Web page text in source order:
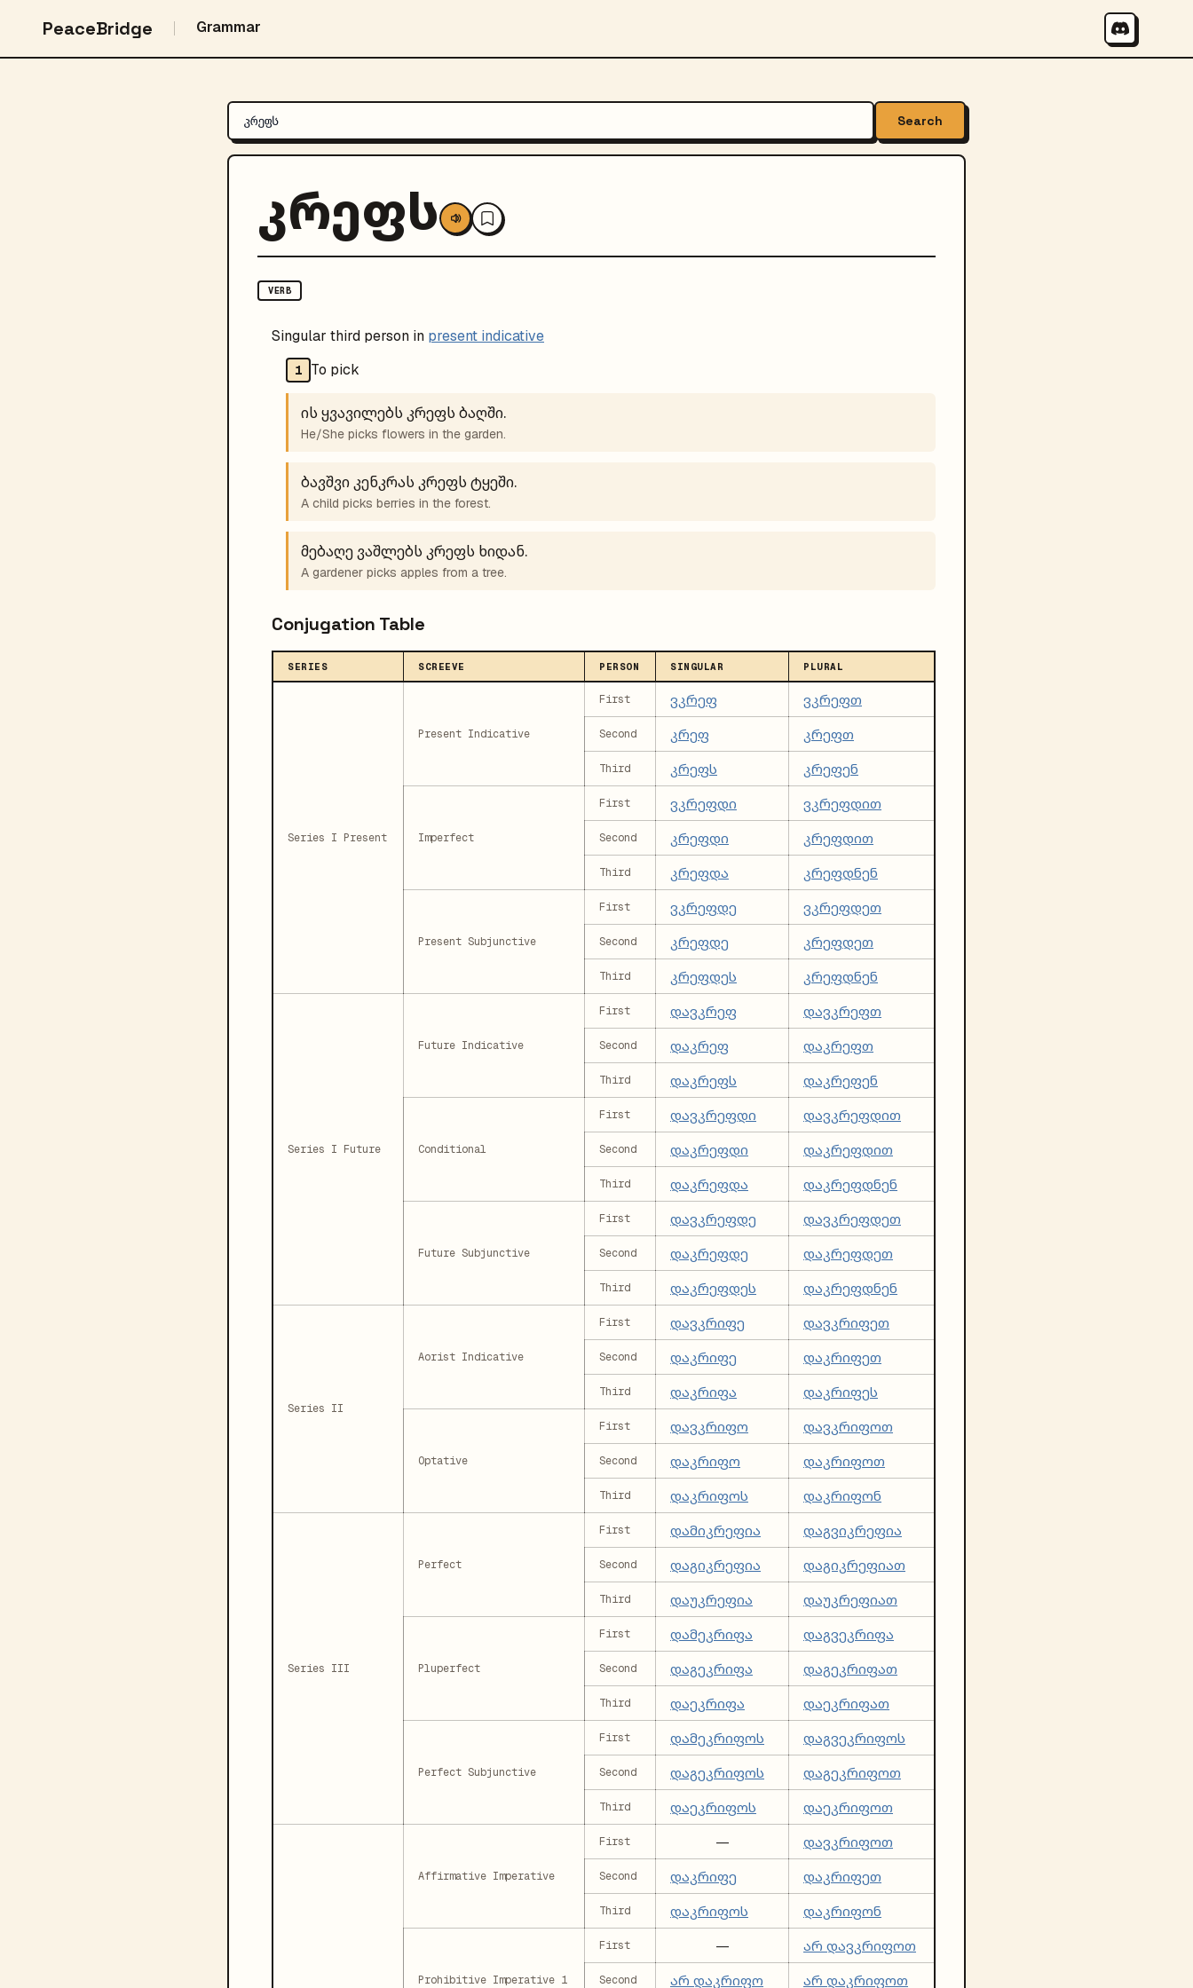
PeaceBridge Grammar
Search
კრეფს
VERB
Singular third person in present indicative
1 To pick
ის ყვავილებს კრეფს ბაღში.
He/She picks flowers in the garden.
ბავშვი კენკრას კრეფს ტყეში.
A child picks berries in the forest.
მებაღე ვაშლებს კრეფს ხიდან.
A gardener picks apples from a tree.
Conjugation Table
SERIES SCREEVE PERSON SINGULAR PLURAL
Series I Present
Present Indicative
First ვკრეფ ვკრეფთ
Second კრეფ კრეფთ
Third კრეფს კრეფენ
Imperfect
First ვკრეფდი ვკრეფდით
Second კრეფდი კრეფდით
Third კრეფდა კრეფდნენ
Present Subjunctive
First ვკრეფდე ვკრეფდეთ
Second კრეფდე კრეფდეთ
Third კრეფდეს კრეფდნენ
Series I Future
Future Indicative
First დავკრეფ დავკრეფთ
Second დაკრეფ დაკრეფთ
Third დაკრეფს დაკრეფენ
Conditional
First დავკრეფდი დავკრეფდით
Second დაკრეფდი დაკრეფდით
Third დაკრეფდა დაკრეფდნენ
Future Subjunctive
First დავკრეფდე დავკრეფდეთ
Second დაკრეფდე დაკრეფდეთ
Third დაკრეფდეს დაკრეფდნენ
Series II
Aorist Indicative
First დავკრიფე დავკრიფეთ
Second დაკრიფე დაკრიფეთ
Third დაკრიფა დაკრიფეს
Optative
First დავკრიფო დავკრიფოთ
Second დაკრიფო დაკრიფოთ
Third დაკრიფოს დაკრიფონ
Series III
Perfect
First დამიკრეფია დაგვიკრეფია
Second დაგიკრეფია დაგიკრეფიათ
Third დაუკრეფია დაუკრეფიათ
Pluperfect
First დამეკრიფა დაგვეკრიფა
Second დაგეკრიფა დაგეკრიფათ
Third დაეკრიფა დაეკრიფათ
Perfect Subjunctive
First დამეკრიფოს დაგვეკრიფოს
Second დაგეკრიფოს დაგეკრიფოთ
Third დაეკრიფოს დაეკრიფოთ
Affirmative Imperative
First — დავკრიფოთ
Second დაკრიფე დაკრიფეთ
Third დაკრიფოს დაკრიფონ
Prohibitive Imperative 1
First — არ დავკრიფოთ
Second არ დაკრიფო არ დაკრიფოთ